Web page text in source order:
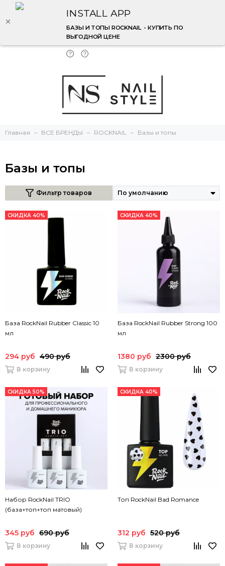
INSTALL APP
БАЗЫ И ТОПЫ ROCKNAIL - КУПИТЬ ПО
ВЫГОДНОЙ ЦЕНЕ
Главная ВСЕ БРЕНДЫ ROCKNAIL Базы и топы
Базы и топы
Фильтр товаров
СКИДКА 40%
База RockNail Rubber Classic 10
мл
294 руб 490 руб
В корзину
СКИДКА 40%
База RockNail Rubber Strong 100
мл
1380 руб 2300 руб
В корзину
СКИДКА 50%
Набор RockNail TRIO
(база+топ+топ матовый)
345 руб 690 руб
В корзину
СКИДКА 40%
Топ RockNail Bad Romance
312 руб 520 руб
В корзину